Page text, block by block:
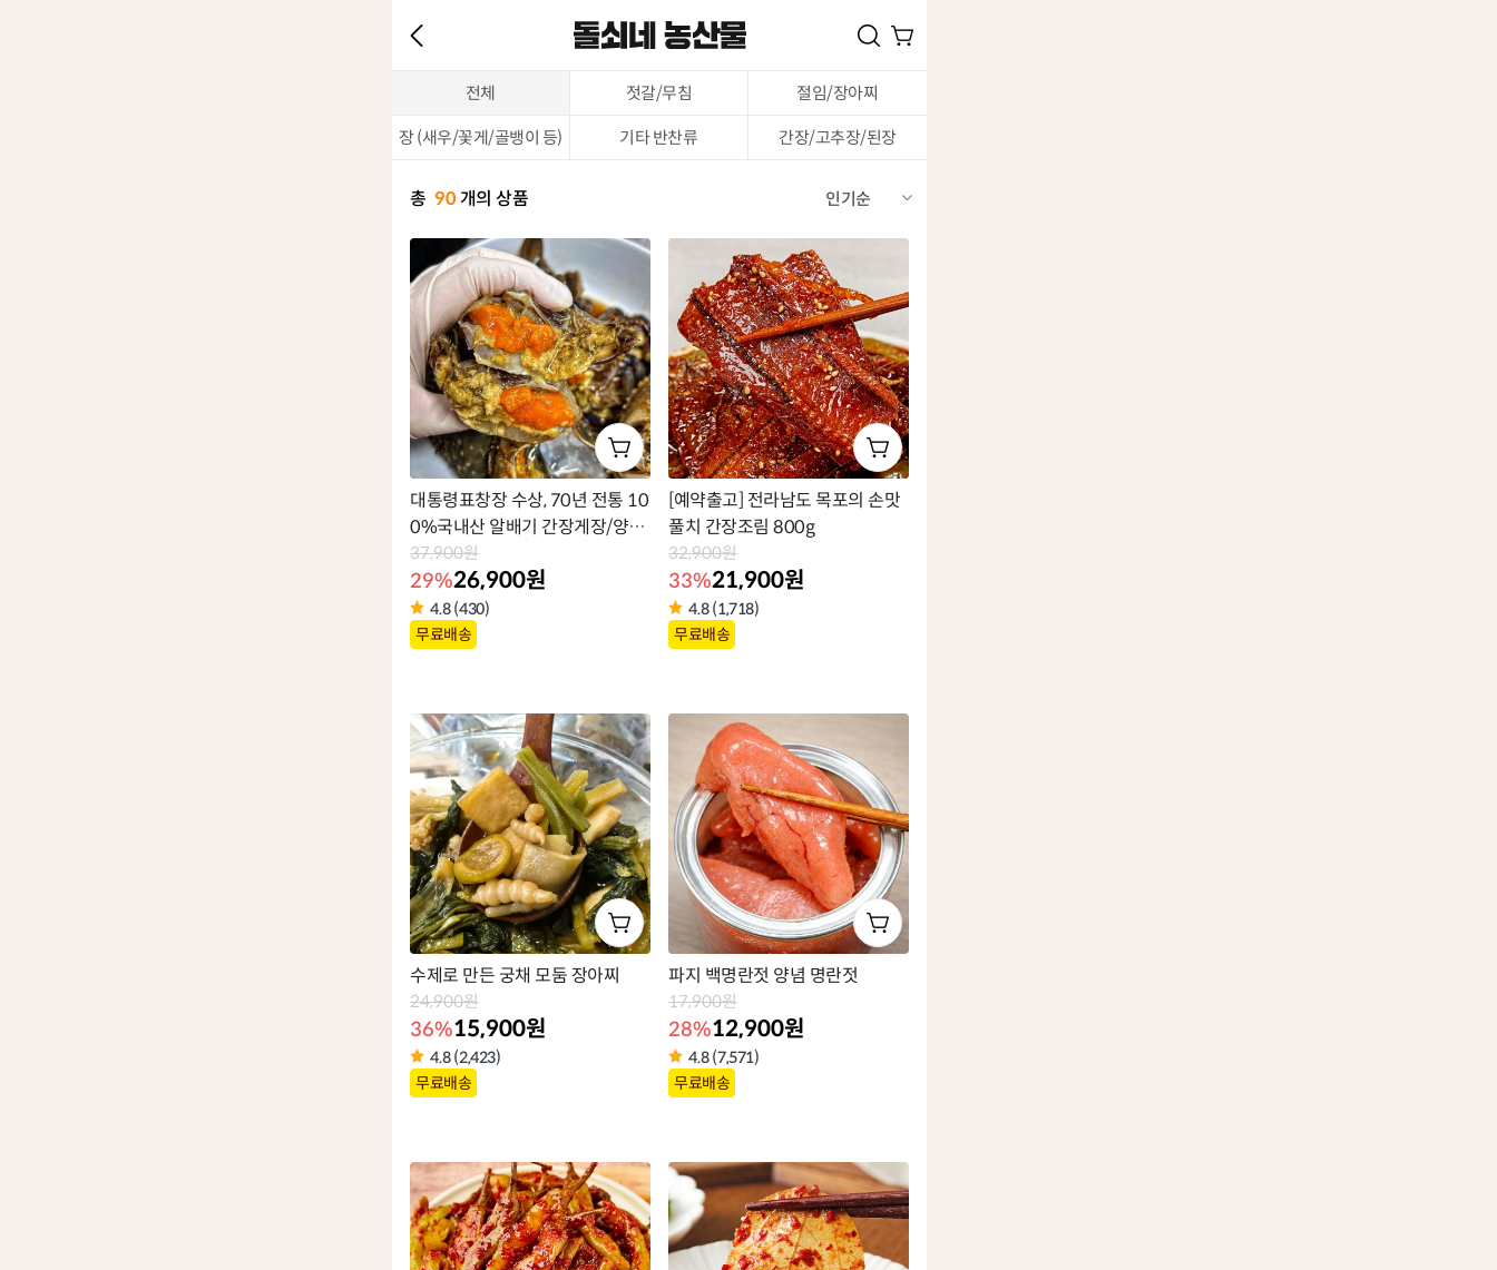
전체 젓갈/무침 절임/장아찌
장 (새우/꽃게/골뱅이 등) 기타 반찬류 간장/고추장/된장
총 90개의 상품 인기순
대통령표창장 수상, 70년 전통 10
0%국내산 알배기 간장게장/양념
게장
37,900원
29%26,900원
4.8 (430)
상
벨
무료배송
[예약출고] 전라남도 목포의 손맛
풀치 간장조림 800g
32,900원
33%21,900원
4.8 (1,718)
상
벨
무료배송
수제로 만든 궁채 모둠 장아찌
24,900원
36%15,900원
4.8 (2,423)
상
벨
무료배송
파지 백명란젓 양념 명란젓
17,900원
28%12,900원
4.8 (7,571)
상
벨
무료배송